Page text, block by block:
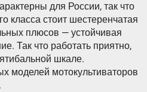
для России, так что
класса стоит шестеренчатая
плюсов — устойчивая
Так что работать приятно,
шкале.
моделей мотокультиваторов